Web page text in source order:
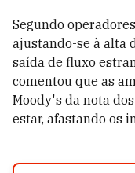
Segundo
ajustando-se à alta
saída de fluxo
comentou que as
Moody's da nota
estar, afastando os